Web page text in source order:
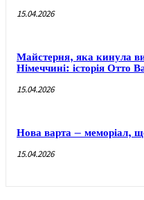
15.04.2026
Майстерня, яка кинула
Німеччині: історія Отто
15.04.2026
Нова варта – меморіал,
15.04.2026